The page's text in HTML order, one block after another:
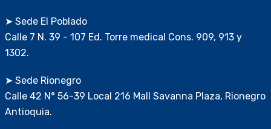
➤ Sede El Poblado
Calle 7 N. 39 - 107 Ed. Torre medical Cons. 909, 913 y
1302.
➤ Sede Rionegro
Calle 42 N° 56-39 Local 216 Mall Savanna Plaza, Rionegro
Antioquia.